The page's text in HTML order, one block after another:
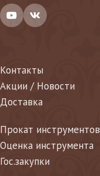
Контакты
Акции / Новости
Доставка
Прокат инструментов
Оценка инструмента
Гос.закупки